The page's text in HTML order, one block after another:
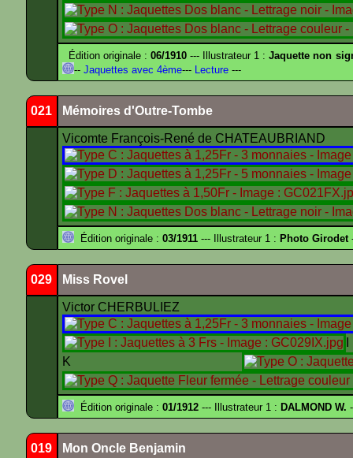
Édition originale :06/1910 --- Illustrateur 1 :Jaquette non
-- Jaquettes avec 4ème--- Lecture ---
021 Mémoires d'Outre-Tombe
Vicomte François-René de CHATEAUBRIAND
Édition originale : 03/1911 --- Illustrateur 1 : Photo Girodet
029 Miss Rovel
Victor CHERBULIEZ
K
Édition originale : 01/1912 --- Illustrateur 1 : DALMOND W.
019 Mon Oncle Benjamin